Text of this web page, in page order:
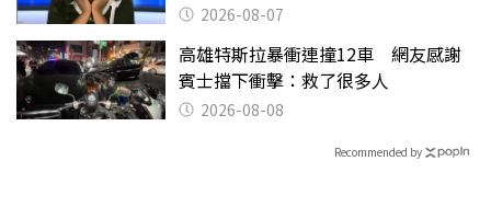
2026-08-07
高雄特斯拉暴衝連撞12車 網友感謝
賓士擋下衝擊：救了很多人
2026-08-08
Recommended by